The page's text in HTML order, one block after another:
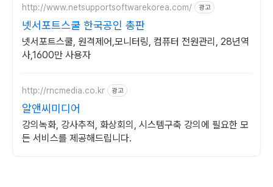
http://www.netsupportsoftwarekorea.com/ 광고
넷서포트스쿨 한국공인 총판
넷서포트스쿨, 원격제어,모니터링, 컴퓨터 전원관리, 28년역
사,1600만 사용자
http://rncmedia.co.kr 광고
알앤씨미디어
강의녹화, 강사추적, 화상회의, 시스템구축 강의에 필요한 모
든 서비스를 제공해드립니다.